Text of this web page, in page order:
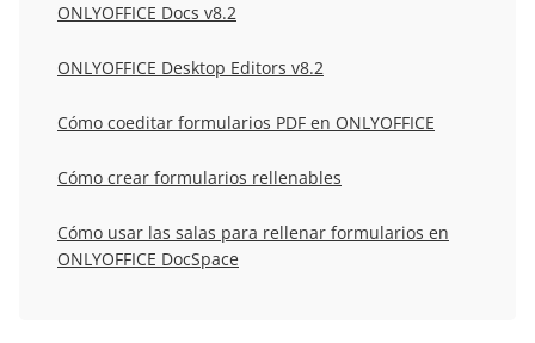
ONLYOFFICE Docs v8.2
ONLYOFFICE Desktop Editors v8.2
Cómo coeditar formularios PDF en ONLYOFFICE
Cómo crear formularios rellenables
Cómo usar las salas para rellenar formularios en
ONLYOFFICE DocSpace